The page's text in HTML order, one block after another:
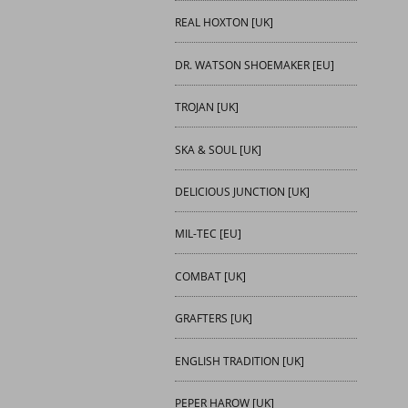
REAL HOXTON [UK]
DR. WATSON SHOEMAKER [EU]
TROJAN [UK]
SKA & SOUL [UK]
DELICIOUS JUNCTION [UK]
MIL-TEC [EU]
COMBAT [UK]
GRAFTERS [UK]
ENGLISH TRADITION [UK]
PEPER HAROW [UK]